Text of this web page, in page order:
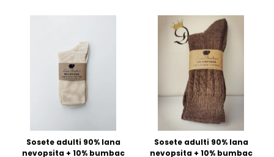
Sosete adulti 90% lana
nevopsita + 10% bumbac
Sosete adulti 90% lana
nevopsita + 10% bumbac